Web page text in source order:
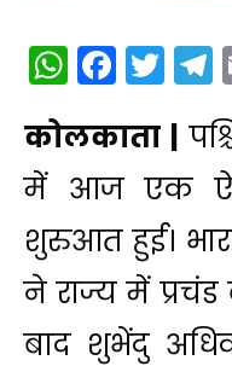
कोलकाता |
में आज एक
शुरुआत हुई।
ने राज्य में
बाद शुभेंदु